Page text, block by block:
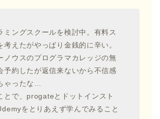
ミングスクールを検討中。有料ス
考えたがやっぱり金銭的に辛い。
ノウスのプログラマカレッジの無
予約したが返信来ないから不信感
ゃったな…
とで、progateとドットインスト
をとりあえず学んでみること